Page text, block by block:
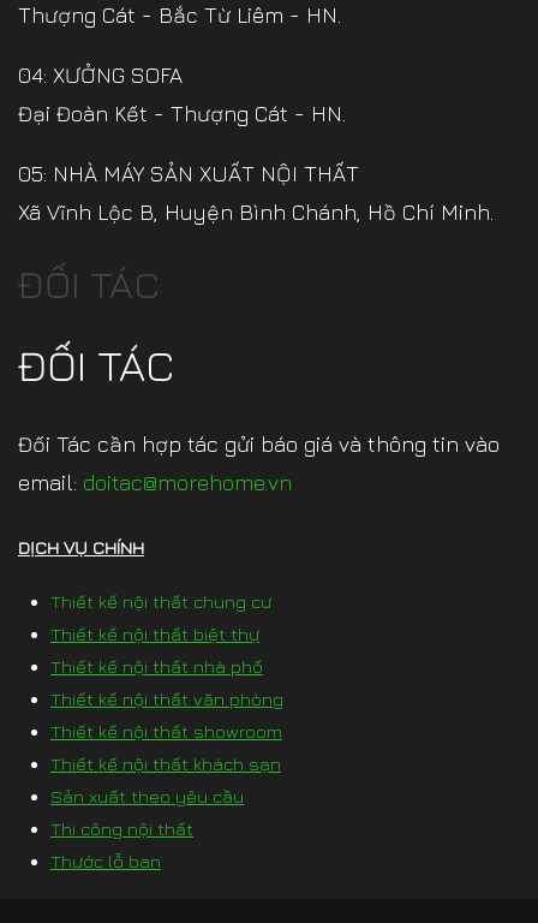
Thượng Cát - Bắc Từ Liêm - HN.
04: XƯỞNG SOFA
Đại Đoàn Kết - Thượng Cát - HN.
05: NHÀ MÁY SẢN XUẤT NỘI THẤT
Xã Vĩnh Lộc B, Huyện Bình Chánh, Hồ Chí Minh.
ĐỐI TÁC
ĐỐI TÁC
Đối Tác cần hợp tác gửi báo giá và thông tin vào
email: doitac@morehome.vn
DỊCH VỤ CHÍNH
Thiết kế nội thất chung cư
Thiết kế nội thất biệt thự
Thiết kế nội thất nhà phố
Thiết kế nội thất văn phòng
Thiết kế nội thất showroom
Thiết kế nội thất khách sạn
Sản xuất theo yêu cầu
Thi công nội thất
Thước lỗ ban